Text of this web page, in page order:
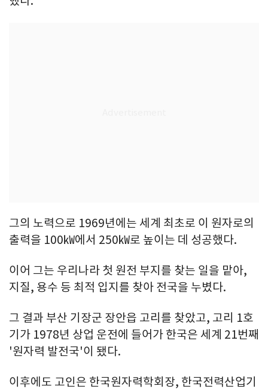
그의 노력으로 1969년에는 세계 최초로 이 원자로의
출력을 100㎾에서 250㎾로 높이는 데 성공했다.
이어 그는 우리나라 첫 원전 부지를 찾는 일을 맡아,
지질, 용수 등 최적 입지를 찾아 전국을 누볐다.
그 결과 부산 기장군 장안읍 고리를 찾았고, 고리 1호
기가 1978년 상업 운전에 들어가 한국은 세계 21번째
'원자력 발전국'이 됐다.
이후에도 고인은 한국원자력학회장, 한국전력산업기